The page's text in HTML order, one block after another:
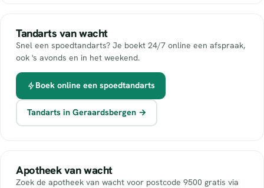
Tandarts van wacht
Snel een spoedtandarts? Je boekt 24/7 online een afspraak,
ook 's avonds en in het weekend.
Boek online een spoedtandarts
Tandarts in Geraardsbergen →
Apotheek van wacht
Zoek de apotheek van wacht voor postcode 9500 gratis via